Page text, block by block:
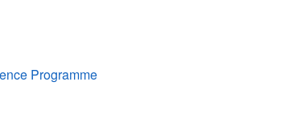
Programme